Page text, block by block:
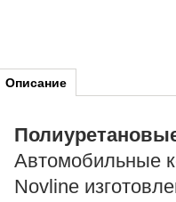
Описание
Автомобильные
Novline